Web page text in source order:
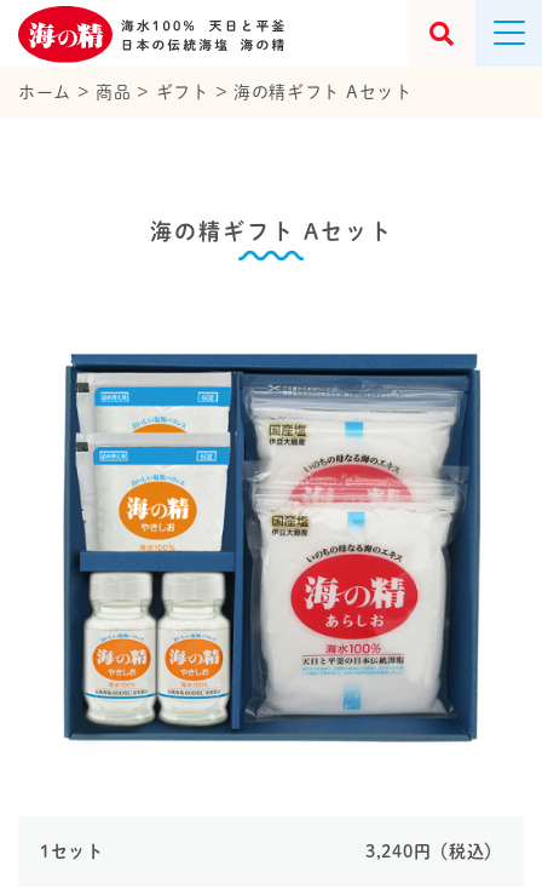
ホーム > 商品 > ギフト > 海の精ギフト Aセット
海の精ギフト Aセット
1セット 3,240円（税込）